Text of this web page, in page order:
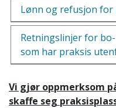
Lønn og refusjon
Retningslinjer for
som har praksis
Vi gjør oppmerksom
skaffe seg